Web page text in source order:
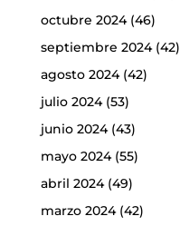
octubre 2024(46)
septiembre 2024(42)
agosto 2024(42)
julio 2024(53)
junio 2024(43)
mayo 2024(55)
abril 2024(49)
marzo 2024(42)